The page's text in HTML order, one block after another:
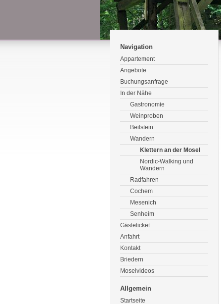
Navigation
Appartement
Angebote
Buchungsanfrage
In der Nähe
Gastronomie
Weinproben
Beilstein
Wandern
Klettern an der Mosel
Nordic-Walking und
Wandern
Radfahren
Cochem
Mesenich
Senheim
Gästeticket
Anfahrt
Kontakt
Briedern
Moselvideos
Allgemein
Startseite